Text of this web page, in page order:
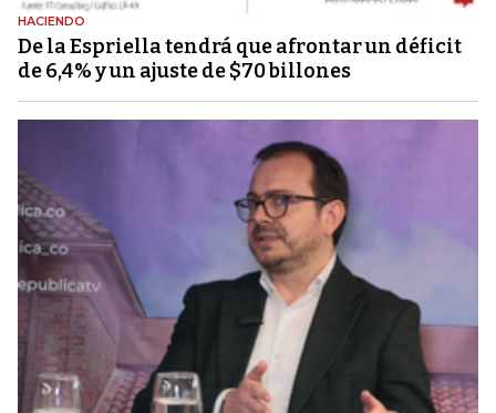
HACIENDO
De la Espriella tendrá que afrontar un déficit
de 6,4% y un ajuste de $70 billones